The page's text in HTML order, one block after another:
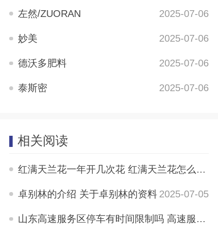
左然/ZUORAN 2025-07-06
妙美 2025-07-06
德沃多肥料 2025-07-06
泰斯密 2025-07-06
相关阅读
红满天兰花一年开几次花 红满天兰花怎么养才开花多
卓别林的介绍 关于卓别林的资料 2025-07-05
山东高速服务区停车有时间限制吗 高速服务区停车有时间限制吗